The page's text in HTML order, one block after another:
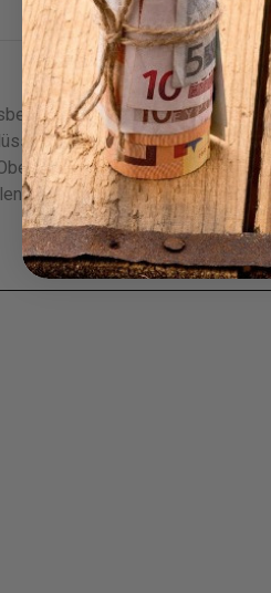
Beschreibung
sind unsere
des Hauses einen
und macht die
Schlüsselhaltern und